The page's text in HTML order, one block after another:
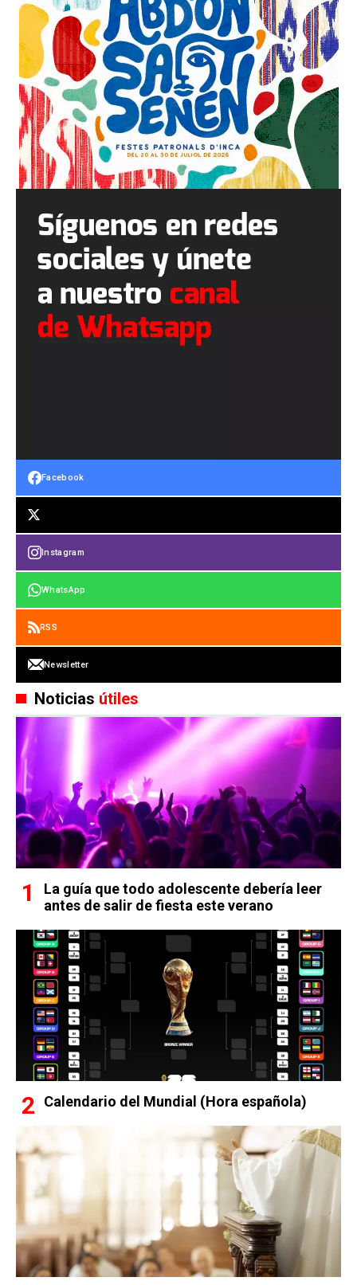
Facebook
Instagram
WhatsApp
RSS
Newsletter
Noticias útiles
La guía que todo adolescente debería leer
antes de salir de fiesta este verano
Calendario del Mundial (Hora española)